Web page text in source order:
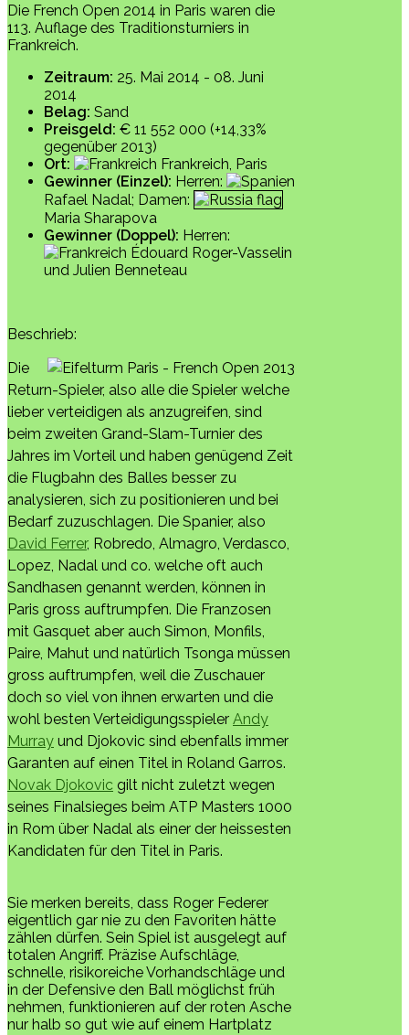
Die French Open 2014 in Paris waren die
113. Auflage des Traditionsturniers in
Frankreich.
Zeitraum: 25. Mai 2014 - 08. Juni
2014
Belag: Sand
Preisgeld: € 11 552 000 (+14,33%
gegenüber 2013)
Ort:
Frankreich, Paris
Gewinner (Einzel): Herren:
Rafael Nadal; Damen:
Maria Sharapova
Gewinner (Doppel): Herren:
Édouard Roger-Vasselin
und Julien Benneteau
Beschrieb:
Die
Return-Spieler, also alle die Spieler welche
lieber verteidigen als anzugreifen, sind
beim zweiten Grand-Slam-Turnier des
Jahres im Vorteil und haben genügend Zeit
die Flugbahn des Balles besser zu
analysieren, sich zu positionieren und bei
Bedarf zuzuschlagen. Die Spanier, also
David Ferrer, Robredo, Almagro, Verdasco,
Lopez, Nadal und co. welche oft auch
Sandhasen genannt werden, können in
Paris gross auftrumpfen. Die Franzosen
mit Gasquet aber auch Simon, Monfils,
Paire, Mahut und natürlich Tsonga müssen
gross auftrumpfen, weil die Zuschauer
doch so viel von ihnen erwarten und die
wohl besten Verteidigungsspieler Andy
Murray und Djokovic sind ebenfalls immer
Garanten auf einen Titel in Roland Garros.
Novak Djokovic gilt nicht zuletzt wegen
seines Finalsieges beim ATP Masters 1000
in Rom über Nadal als einer der heissesten
Kandidaten für den Titel in Paris.
Sie merken bereits, dass Roger Federer
eigentlich gar nie zu den Favoriten hätte
zählen dürfen. Sein Spiel ist ausgelegt auf
totalen Angriff. Präzise Aufschläge,
schnelle, risikoreiche Vorhandschläge und
in der Defensive den Ball möglichst früh
nehmen, funktionieren auf der roten Asche
nur halb so gut wie auf einem Hartplatz